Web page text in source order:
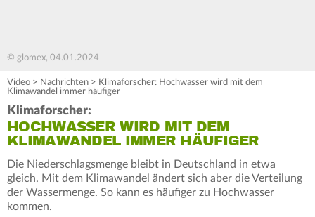
© glomex, 04.01.2024
Video > Nachrichten > Klimaforscher: Hochwasser wird mit dem
Klimawandel immer häufiger
Klimaforscher:
HOCHWASSER WIRD MIT DEM
KLIMAWANDEL IMMER HÄUFIGER
Die Niederschlagsmenge bleibt in Deutschland in etwa
gleich. Mit dem Klimawandel ändert sich aber die Verteilung
der Wassermenge. So kann es häufiger zu Hochwasser
kommen.